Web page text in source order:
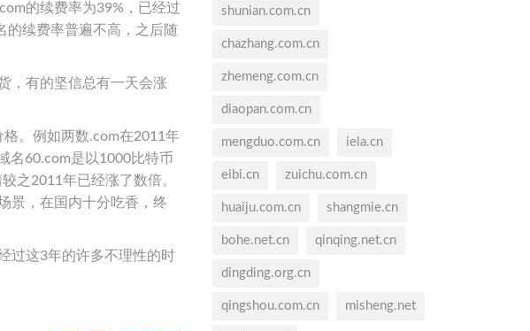
的续费率为39%，已经过
的续费率普遍不高，之后随
，有的坚信总有一天会涨
。例如两数.com在2011年
名60.com是以1000比特币
之2011年已经涨了数倍。
景，在国内十分吃香，终
过这3年的许多不理性的时
shunian.com.cn
chazhang.com.cn
zhemeng.com.cn
diaopan.com.cn
mengduo.com.cn iela.cn
eibi.cn zuichu.com.cn
huaiju.com.cn shangmie.cn
bohe.net.cn qinqing.net.cn
dingding.org.cn
qingshou.com.cn misheng.net